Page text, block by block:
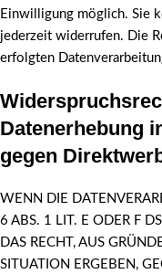
Einwilligung möglich. Sie
jederzeit widerrufen. Die
erfolgten
Datenerhebung
gegen
WENN DIE
6 ABS. 1 LIT. E ODER F
DAS RECHT, AUS
SITUATION ERGEBEN,